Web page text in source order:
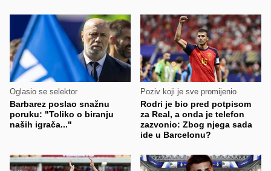
Oglasio se selektor
Barbarez poslao snažnu
poruku: "Toliko o biranju
naših igrača..."
Poziv koji je sve promijenio
Rodri je bio pred potpisom
za Real, a onda je telefon
zazvonio: Zbog njega sada
ide u Barcelonu?